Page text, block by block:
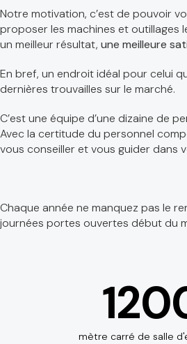
Notre motivation, c’est de pouvoir
proposer les machines et outillages
un meilleur résultat, une meilleure
En bref, un endroit idéal pour celui
dernières trouvailles sur le marché.
C’est une équipe d’une dizaine de
Avec la certitude du personnel
vous conseiller et vous guider dans
Chaque année ne manquez pas le
journées portes ouvertes début du
mètre carré de salle